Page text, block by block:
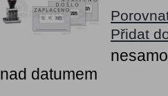
Přidat
nad datumem